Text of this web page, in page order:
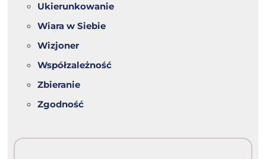
Ukierunkowanie
Wiara w Siebie
Wizjoner
Współzależność
Zbieranie
Zgodność